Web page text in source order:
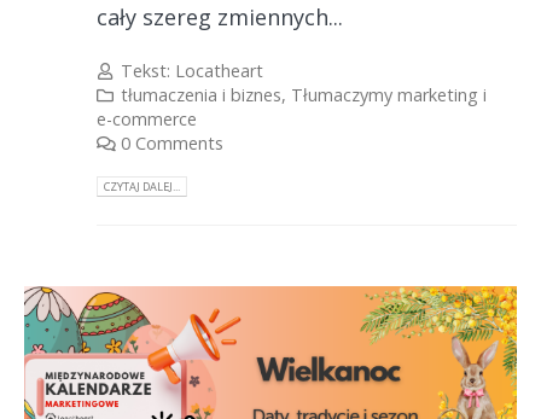
cały szereg zmiennych...
Tekst: Locatheart
tłumaczenia i biznes, Tłumaczymy marketing i
e-commerce
0 Comments
CZYTAJ DALEJ...